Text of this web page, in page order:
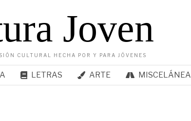
Joven
CULTURAL HECHA POR Y PARA JÓVENES
LETRAS ARTE MISCELÁNEA